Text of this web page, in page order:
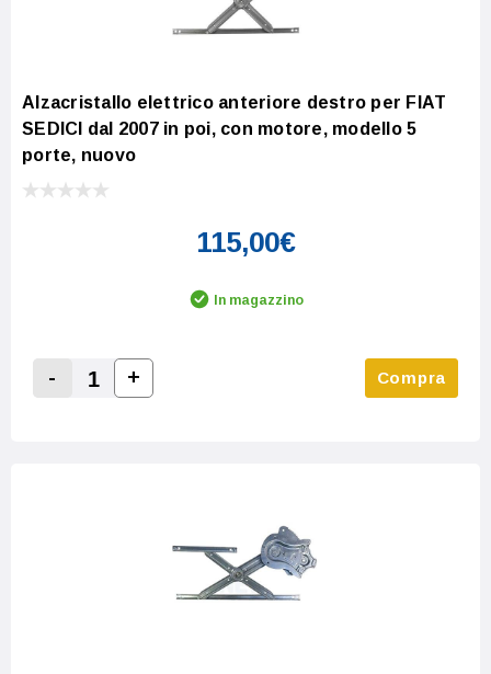
Alzacristallo elettrico anteriore destro per FIAT
SEDICI dal 2007 in poi, con motore, modello 5
porte, nuovo
115,00€
In magazzino
Decrease Quantity:
-
Increase Quantity:
+ Compra